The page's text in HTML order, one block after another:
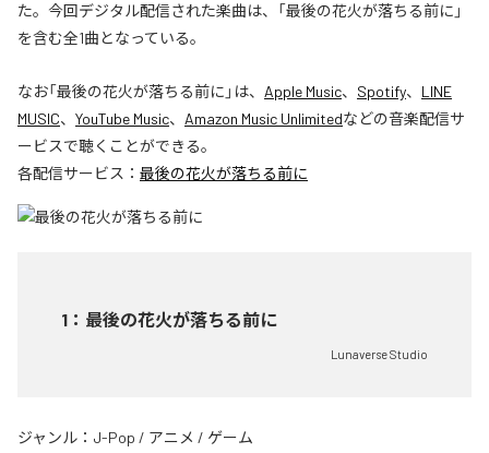
た。今回デジタル配信された楽曲は、「最後の花火が落ちる前に」
を含む全1曲となっている。
なお「最後の花火が落ちる前に 」は、 Apple Music、 Spotify、 LINE
MUSIC、 YouTube Music、 Amazon Music Unlimitedなどの音楽配信サ
ービスで聴くことができる。
各配信サービス： 最後の花火が落ちる前に
1 ： 最後の花火が落ちる前に
Lunaverse Studio
ジャンル： J-Pop / アニメ / ゲーム